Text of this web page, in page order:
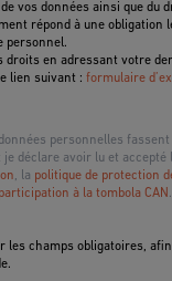
vos données ainsi que du
répond à une obligation
personnel.
droits en adressant votre
lien suivant : formulaire
personnelles
déclare avoir lu et accepté
, la politique de protection
à la tombola CAN .
les champs obligatoires,